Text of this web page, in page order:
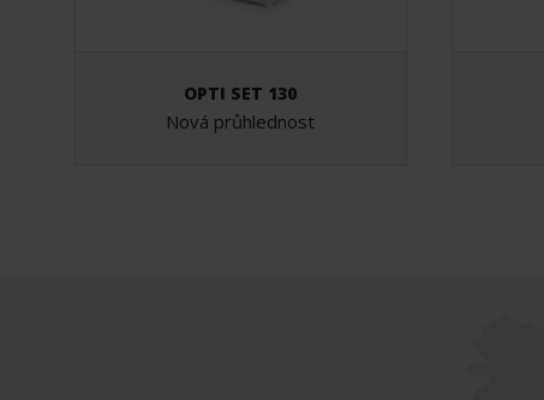
OPTI SET 130
Nová průhlednost